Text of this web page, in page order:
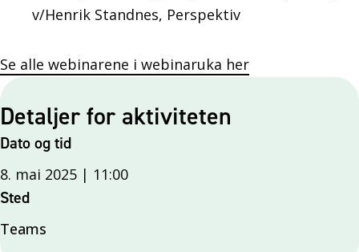
v/Henrik Standnes, Perspektiv
Se alle webinarene i webinaruka her
Detaljer for aktiviteten
Dato og tid
8. mai 2025 | 11:00
Sted
Teams